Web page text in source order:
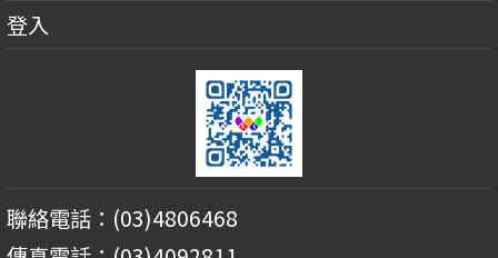
登入
聯絡電話：(03)4806468